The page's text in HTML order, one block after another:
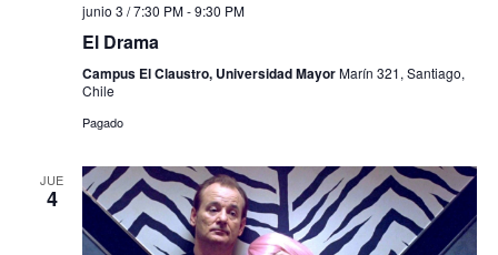
junio 3 / 7:30 PM-9:30 PM
El Drama
Campus El Claustro, Universidad MayorMarín 321, Santiago,
Chile
Pagado
JUE
4